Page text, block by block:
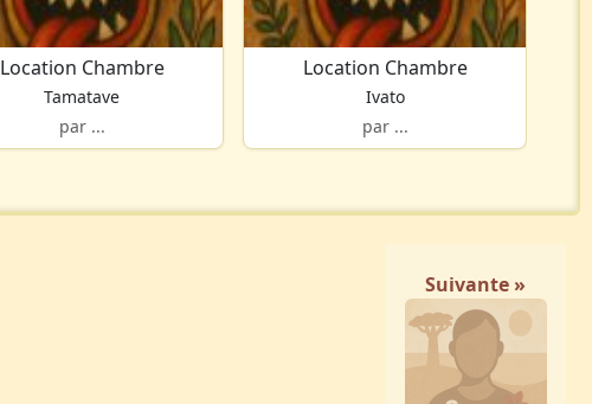
Location Chambre
Tamatave
par ...
Location Chambre
Ivato
par ...
Suivante »